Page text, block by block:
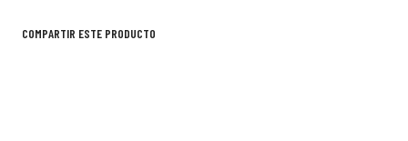
COMPARTIR ESTE PRODUCTO